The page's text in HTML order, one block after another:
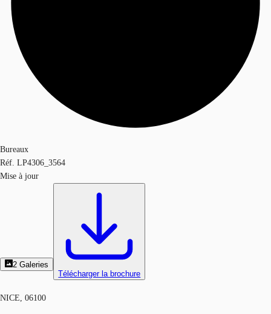
Bureaux
Réf. LP4306_3564
Mise à jour
2 Galeries
Télécharger la brochure
NICE, 06100